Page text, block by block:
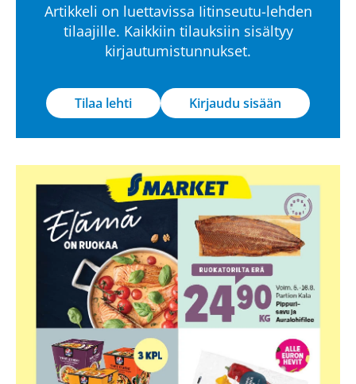
Artikkeli on luettavissa Iitinseutu-lehden
tilaajille. Kaikkiin tilauksiin sisältyy
kirjautumistunnukset.
Tilaa lehti Kirjaudu sisään